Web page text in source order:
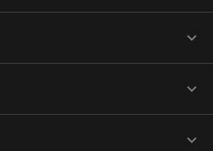


keyboard_arrow_down